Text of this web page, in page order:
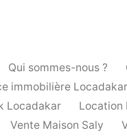
Qui sommes-nous ?
immobilière
Locadakar Location
Vente Maison Saly